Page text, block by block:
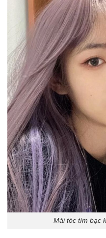
Mái tóc tím bạc